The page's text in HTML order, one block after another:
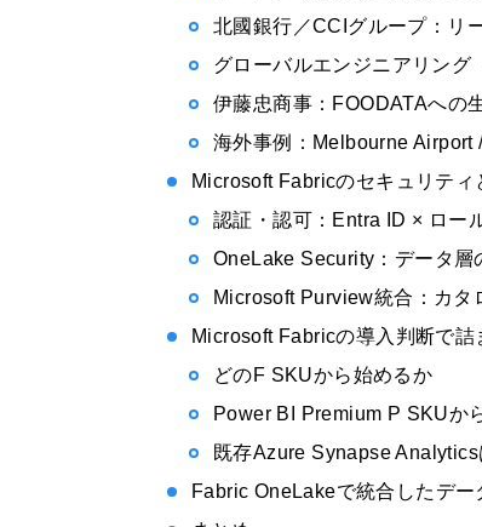
北國銀行／CCIグループ：リ
グローバルエンジニアリング
伊藤忠商事：FOODATAへの
海外事例：Melbourne Airport
Microsoft Fabricのセキュリティ
認証・認可：Entra ID × ロー
OneLake Security：データ層
Microsoft Purview統合：カ
Microsoft Fabricの導入判断で詰
どのF SKUから始めるか
Power BI Premium P SKUか
既存Azure Synapse
Fabric OneLakeで統合したデ